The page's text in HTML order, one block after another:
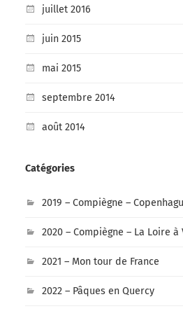
juillet 2016
juin 2015
mai 2015
septembre 2014
août 2014
Catégories
2019 – Compiègne –
2020 – Compiègne – La Loire à
2021 – Mon tour de France
2022 – Pâques en Quercy